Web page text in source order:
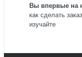
Вы впервые на
как сделать
изучайте